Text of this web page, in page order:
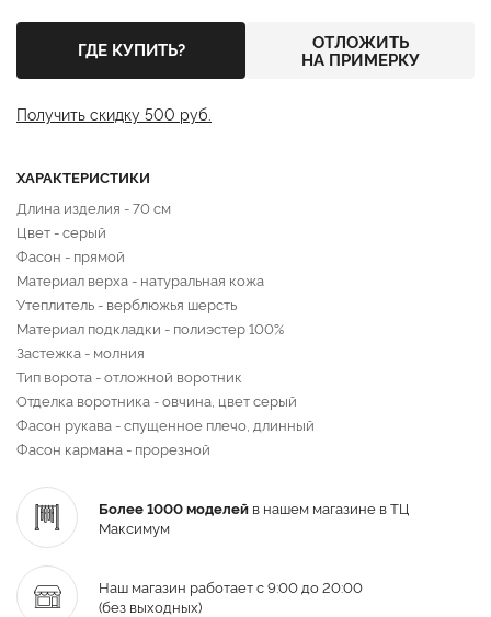
ГДЕ КУПИТЬ? ОТЛОЖИТЬ
НА ПРИМЕРКУ
Получить скидку 500 руб.
ХАРАКТЕРИСТИКИ
Длина изделия - 70 см
Цвет - серый
Фасон - прямой
Материал верха - натуральная кожа
Утеплитель - верблюжья шерсть
Материал подкладки - полиэстер 100%
Застежка - молния
Тип ворота - отложной воротник
Отделка воротника - овчина, цвет серый
Фасон рукава - спущенное плечо, длинный
Фасон кармана - прорезной
Более 1000 моделей в нашем магазине в ТЦ
Максимум
Наш магазин работает с 9:00 до 20:00
(без выходных)